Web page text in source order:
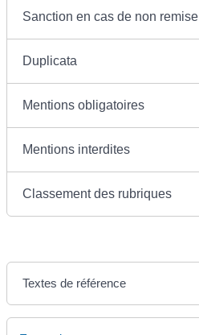
Sanction en cas de non remise
Duplicata
Mentions obligatoires
Mentions interdites
Classement des rubriques
Textes de référence